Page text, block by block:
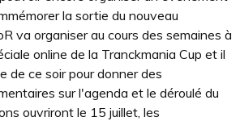
la sortie du nouveau
va organiser au cours des semaines à
online de la Tranckmania Cup et il
de ce soir pour donner des
sur l'agenda et le déroulé du
ouvriront le 15 juillet, les